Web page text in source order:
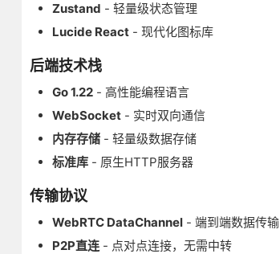
Zustand - 轻量级状态管理
Lucide React- 现代化图标库
后端技术栈
Go 1.22- 高性能编程语言
WebSocket- 实时双向通信
内存存储- 轻量级数据存储
标准库- 原生HTTP服务器
传输协议
WebRTC DataChannel- 端到端数据传输
P2P直连- 点对点连接，无需中转